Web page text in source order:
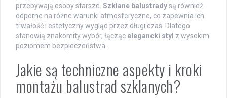
przebywają osoby starsze. Szklane balustradysą również
odporne na różne warunki atmosferyczne, co zapewnia ich
trwałość i estetyczny wygląd przez długi czas. Dlatego
stanowią znakomity wybór, łącząc elegancki styl z wysokim
poziomem bezpieczeństwa.
Jakie są techniczne aspekty i kroki
montażu balustrad szklanych?